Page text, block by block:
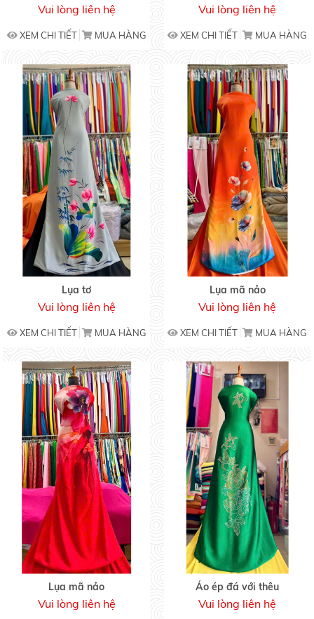
Vui lòng liên hệ
XEM CHI TIẾT MUA HÀNG
Vui lòng liên hệ
XEM CHI TIẾT MUA HÀNG
Lụa tơ
Vui lòng liên hệ
XEM CHI TIẾT MUA HÀNG
Lụa mã nảo
Vui lòng liên hệ
XEM CHI TIẾT MUA HÀNG
Lụa mã nảo
Vui lòng liên hệ
Áo ép đá với thêu
Vui lòng liên hệ